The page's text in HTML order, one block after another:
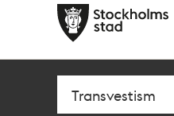
navigationen
huvudinnehållet
Sök